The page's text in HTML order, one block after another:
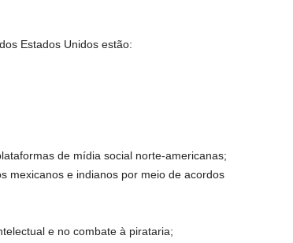
Estados Unidos estão:
de mídia social norte-americanas;
mexicanos e indianos por meio de acordos
e no combate à pirataria;